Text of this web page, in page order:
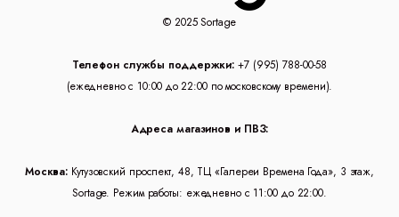
© 2025 Sortage
Телефон службы поддержки: +7 (995) 788-00-58
(ежедневно с 10:00 до 22:00 по московскому времени).
Адреса магазинов и ПВЗ:
Москва: Кутузовский проспект, 48, ТЦ «Галереи Времена Года», 3 этаж,
Sortage. Режим работы: ежедневно с 11:00 до 22:00.